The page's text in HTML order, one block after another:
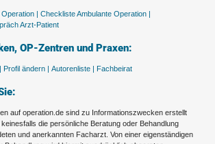
| Checkliste Ambulante Operation |
Arzt-Patient
OP-Zentren und Praxen:
Profil ändern | Autorenliste | Fachbeirat
auf operation.de sind zu Informationszwecken erstellt
die persönliche Beratung oder Behandlung
und anerkannten Facharzt. Von einer eigenständigen